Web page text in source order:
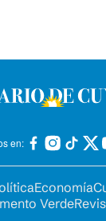
en:
Economía
Verde